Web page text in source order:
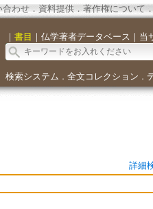
合わせ． 資料提供． 著作権について．
｜ 書目 ｜ 仏学著者データベース ｜ 当
検索システム ． 全文コレクション ．
詳細